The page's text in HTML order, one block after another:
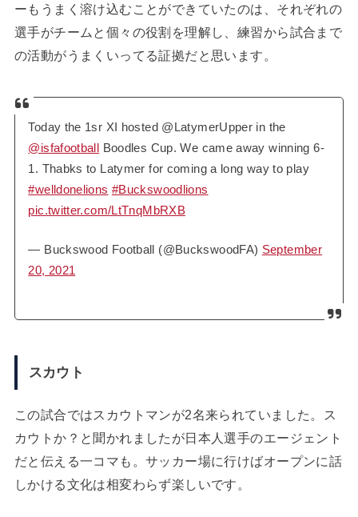
ーもうまく溶け込むことができていたのは、それぞれの
選手がチームと個々の役割を理解し、練習から試合まで
の活動がうまくいってる証拠だと思います。
Today the 1sr XI hosted @LatymerUpper in the
@isfafootball Boodles Cup. We came away winning 6-
1. Thabks to Latymer for coming a long way to play
#welldonelions #Buckswoodlions
pic.twitter.com/LtTnqMbRXB
— Buckswood Football (@BuckswoodFA) September
20, 2021
スカウト
この試合ではスカウトマンが2名来られていました。ス
カウトか？と聞かれましたが日本人選手のエージェント
だと伝える一コマも。サッカー場に行けばオープンに話
しかける文化は相変わらず楽しいです。